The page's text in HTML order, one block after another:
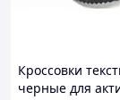
Кроссовки
черные для